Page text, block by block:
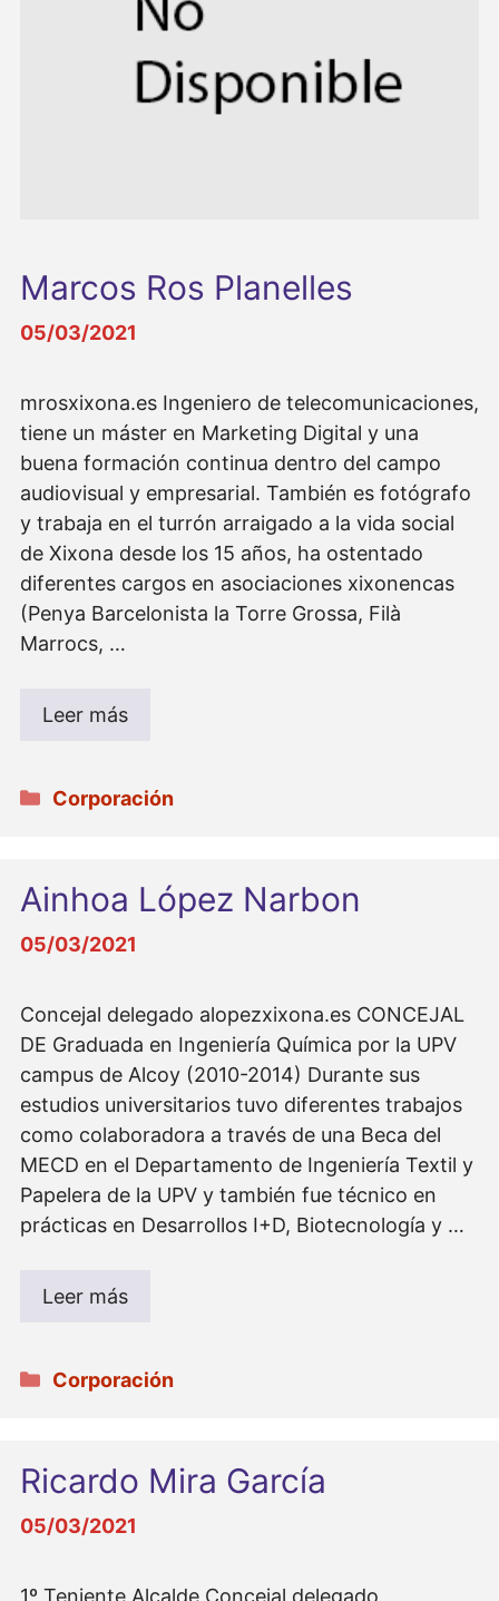
Marcos Ros Planelles
05/03/2021
mrosxixona.es Ingeniero de telecomunicaciones,
tiene un máster en Marketing Digital y una
buena formación continua dentro del campo
audiovisual y empresarial. También es fotógrafo
y trabaja en el turrón arraigado a la vida social
de Xixona desde los 15 años, ha ostentado
diferentes cargos en asociaciones xixonencas
(Penya Barcelonista la Torre Grossa, Filà
Marrocs, …
Leer más
Categorías
Corporación
Ainhoa López Narbon
05/03/2021
Concejal delegado alopezxixona.es CONCEJAL
DE Graduada en Ingeniería Química por la UPV
campus de Alcoy (2010-2014) Durante sus
estudios universitarios tuvo diferentes trabajos
como colaboradora a través de una Beca del
MECD en el Departamento de Ingeniería Textil y
Papelera de la UPV y también fue técnico en
prácticas en Desarrollos I+D, Biotecnología y …
Leer más
Categorías
Corporación
Ricardo Mira García
05/03/2021
1º Teniente Alcalde Concejal delegado